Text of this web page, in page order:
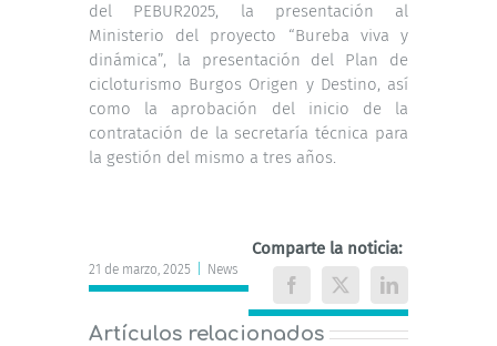
del PEBUR2025, la presentación al
Ministerio del proyecto “Bureba viva y
dinámica”, la presentación del Plan de
cicloturismo Burgos Origen y Destino, así
como la aprobación del inicio de la
contratación de la secretaría técnica para
la gestión del mismo a tres años.
21 de marzo, 2025 News
Comparte la noticia:
Facebook
X LinkedIn
Artículos relacionados